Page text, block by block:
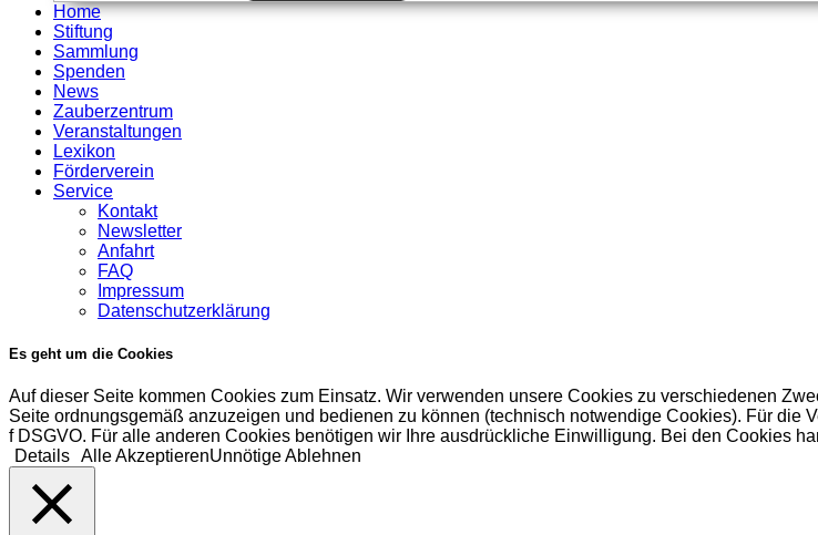
Home
Stiftung
Sammlung
Spenden
News
Zauberzentrum
Veranstaltungen
Lexikon
Förderverein
Service
Kontakt
Newsletter
Anfahrt
FAQ
Impressum
Datenschutzerklärung
Es geht um die Cookies
Auf dieser Seite kommen Cookies zum Einsatz. Wir verwenden unsere Cookies zu verschiedenen
Seite ordnungsgemäß anzuzeigen und bedienen zu können (technisch notwendige Cookies). Für die
f DSGVO. Für alle anderen Cookies benötigen wir Ihre ausdrückliche Einwilligung. Bei den Cookies
Details Alle AkzeptierenUnnötige Ablehnen